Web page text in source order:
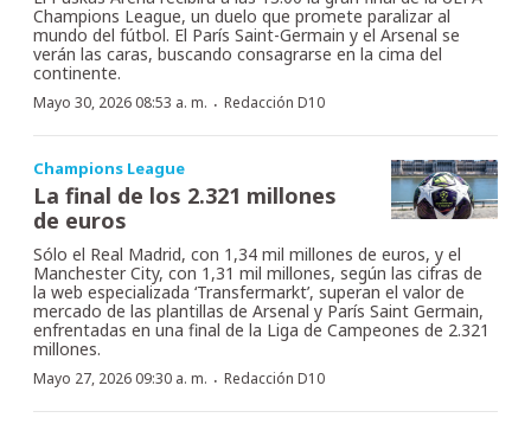
Champions League, un duelo que promete paralizar al
mundo del fútbol. El París Saint-Germain y el Arsenal se
verán las caras, buscando consagrarse en la cima del
continente.
Mayo 30, 2026 08:53 a. m. · Redacción D10
Champions League
La final de los 2.321 millones
de euros
Sólo el Real Madrid, con 1,34 mil millones de euros, y el
Manchester City, con 1,31 mil millones, según las cifras de
la web especializada ‘Transfermarkt’, superan el valor de
mercado de las plantillas de Arsenal y París Saint Germain,
enfrentadas en una final de la Liga de Campeones de 2.321
millones.
Mayo 27, 2026 09:30 a. m. · Redacción D10